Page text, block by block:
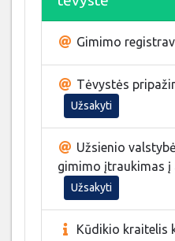
Gimimo
Tėvystės
Užsakyti
Užsienio
gimimo įtraukimas į
Užsakyti
Kūdikio kraitelis